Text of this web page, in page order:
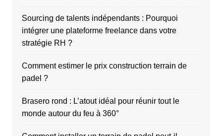
Sourcing de talents indépendants : Pourquoi
intégrer une plateforme freelance dans votre
stratégie RH ?
Comment estimer le prix construction terrain de
padel ?
Brasero rond : L’atout idéal pour réunir tout le
monde autour du feu à 360°